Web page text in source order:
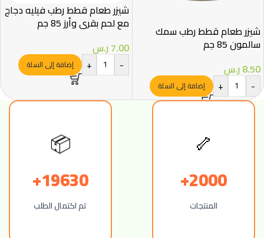
شيزر طعام قطط رطب سمك
سالمون 85 جم
8.50ر.س
-
+ إضافة إلى السلة
شيزر طعام قطط رطب فيليه دجاج
مع لحم بقري وأرز 85 جم
7.00ر.س
-
+ إضافة إلى السلة
🦴
2000+
المنتجات
📦
19630+
تم اكتمال الطلب